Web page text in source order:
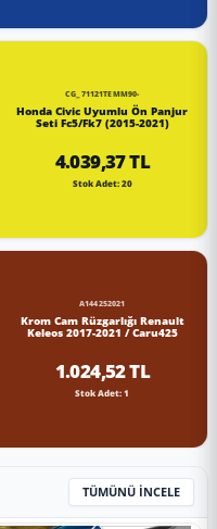
CG_71121TEMM90-
Honda Civic Uyumlu Ön Panjur
Seti Fc5/Fk7 (2015-2021)
4.039,37 TL
Stok Adet: 20
A144252021
Krom Cam Rüzgarlığı Renault
Keleos 2017-2021 / Caru425
1.024,52 TL
Stok Adet: 1
TÜMÜNÜ İNCELE